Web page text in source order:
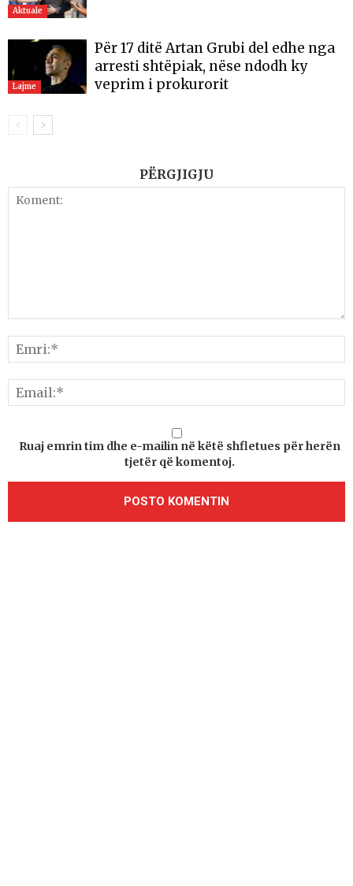
Aktuale
Lajme
Për 17 ditë Artan Grubi del edhe nga
arresti shtëpiak, nëse ndodh ky
veprim i prokurorit
PËRGJIGJU
Ruaj emrin tim dhe e-mailin në këtë shfletues për herën
tjetër që komentoj.